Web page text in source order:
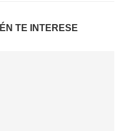
TE INTERESE